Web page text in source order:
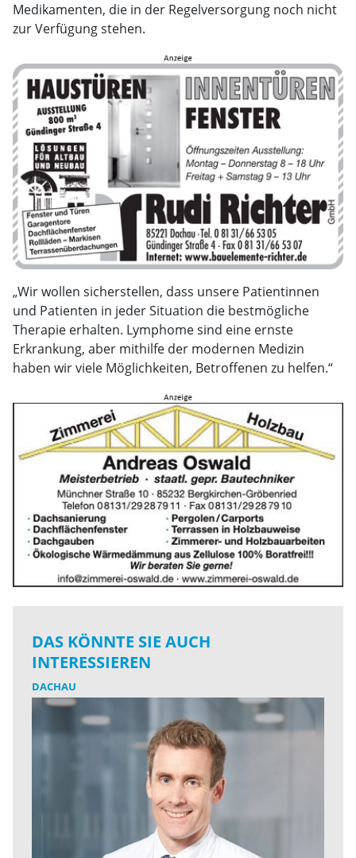
Medikamenten, die in der Regelversorgung noch nicht
zur Verfügung stehen.
„Wir wollen sicherstellen, dass unsere Patientinnen
und Patienten in jeder Situation die bestmögliche
Therapie erhalten. Lymphome sind eine ernste
Erkrankung, aber mithilfe der modernen Medizin
haben wir viele Möglichkeiten, Betroffenen zu helfen.“
DAS KÖNNTE SIE AUCH
INTERESSIEREN
DACHAU